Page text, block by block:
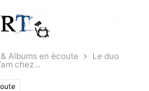
Albums en écoute
Le duo
chez...